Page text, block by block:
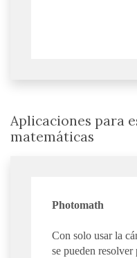
Aplicaciones para
matemáticas
Photomath
Con solo usar la
se pueden resolver